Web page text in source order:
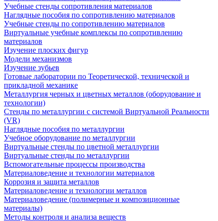
Учебные стенды сопротивления материалов
Наглядные пособия по сопротивлению материалов
Учебные стенды по сопротивлению материалов
Виртуальные учебные комплексы по сопротивлению
материалов
Изучение плоских фигур
Модели механизмов
Изучение зубьев
Готовые лаборатории по Теоретической, технической и
прикладной механике
Металлургия черных и цветных металлов (оборудование и
технологии)
Cтенды по металлургии с системой Виртуальной Реальности
(VR)
Наглядные пособия по металлургии
Учебное оборудование по металлургии
Виртуальные стенды по цветной металлургии
Виртуальные стенды по металлургии
Вспомогательные процессы производства
Материаловедение и технологии материалов
Коррозия и защита металлов
Материаловедение и технологии металлов
Материаловедение (полимерные и композиционные
материалы)
Методы контроля и анализа веществ